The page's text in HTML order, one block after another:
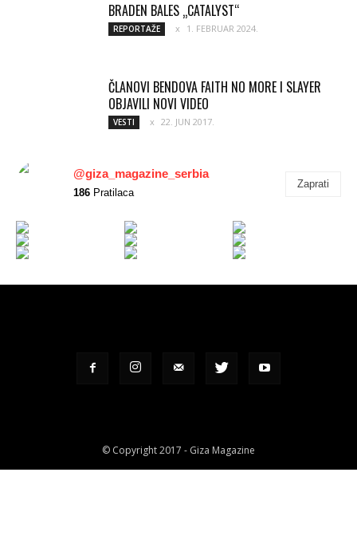
BRADEN BALES „CATALYST“
REPORTAŽE 1. FEBRUAR 2024.
ČLANOVI BENDOVA FAITH NO MORE I SLAYER
OBJAVILI NOVI VIDEO
VESTI 22. JUN 2017.
@giza_magazine_serbia
186 Pratilaca
Zaprati
© Copyright 2017 - Giza Magazine